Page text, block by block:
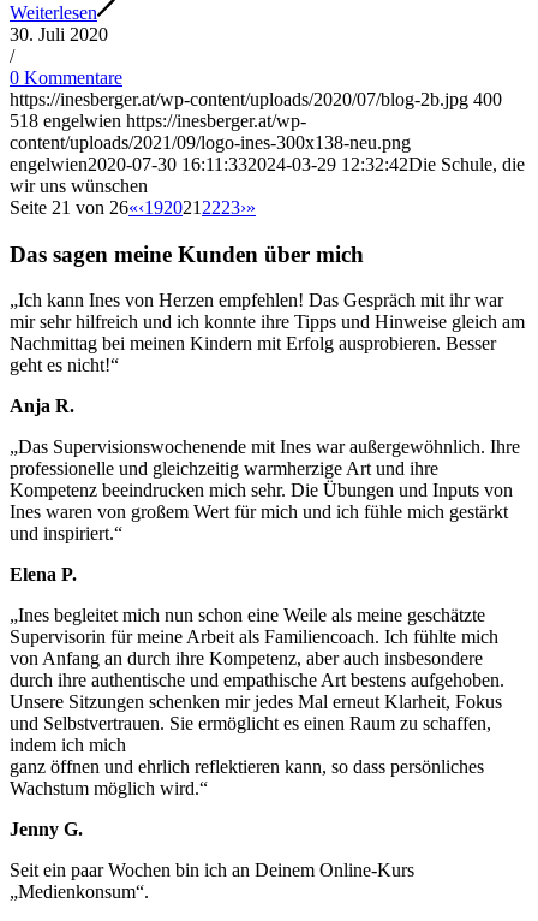
Weiterlesen
30. Juli 2020
/
0 Kommentare
https://inesberger.at/wp-content/uploads/2020/07/blog-2b.jpg 400
518 engelwien https://inesberger.at/wp-
content/uploads/2021/09/logo-ines-300x138-neu.png
engelwien2020-07-30 16:11:332024-03-29 12:32:42Die Schule, die
wir uns wünschen
Seite 21 von 26«‹192021 2223›»
Das sagen meine Kunden über mich
„Ich kann Ines von Herzen empfehlen! Das Gespräch mit ihr war
mir sehr hilfreich und ich konnte ihre Tipps und Hinweise gleich am
Nachmittag bei meinen Kindern mit Erfolg ausprobieren. Besser
geht es nicht!“
Anja R.
„Das Supervisionswochenende mit Ines war außergewöhnlich. Ihre
professionelle und gleichzeitig warmherzige Art und ihre
Kompetenz beeindrucken mich sehr. Die Übungen und Inputs von
Ines waren von großem Wert für mich und ich fühle mich gestärkt
und inspiriert.“
Elena P.
„Ines begleitet mich nun schon eine Weile als meine geschätzte
Supervisorin für meine Arbeit als Familiencoach. Ich fühlte mich
von Anfang an durch ihre Kompetenz, aber auch insbesondere
durch ihre authentische und empathische Art bestens aufgehoben.
Unsere Sitzungen schenken mir jedes Mal erneut Klarheit, Fokus
und Selbstvertrauen. Sie ermöglicht es einen Raum zu schaffen,
indem ich mich
ganz öffnen und ehrlich reflektieren kann, so dass persönliches
Wachstum möglich wird.“
Jenny G.
Seit ein paar Wochen bin ich an Deinem Online-Kurs
„Medienkonsum“.